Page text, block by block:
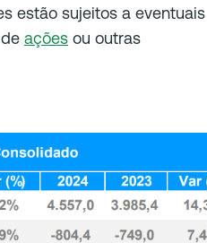
estão sujeitos a eventuais
ações ou outras